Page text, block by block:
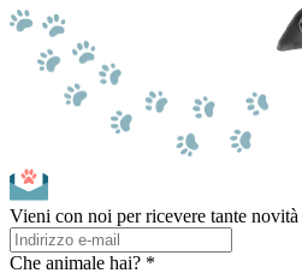
Vieni con noi per ricevere tante
Che animale hai? *